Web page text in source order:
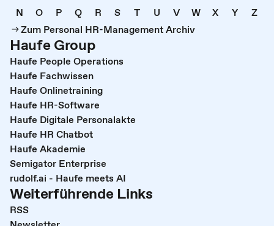
N
O P Q R S T U V W X Y
Z
Zum Personal HR-Management Archiv
Haufe Group
Haufe People Operations
Haufe Fachwissen
Haufe Onlinetraining
Haufe HR-Software
Haufe Digitale Personalakte
Haufe HR Chatbot
Haufe Akademie
Semigator Enterprise
rudolf.ai - Haufe meets AI
Weiterführende Links
RSS